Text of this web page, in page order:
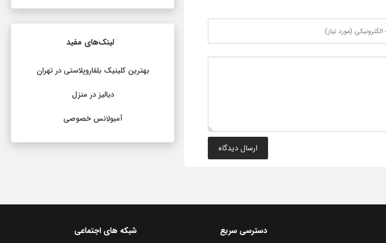
لینک‌های مفید
بهترین کلینیک بلفاروپلاستی در تهران
دیالیز در منزل
آمبولانس خصوصی
شبکه های اجتماعی دسترسی سریع